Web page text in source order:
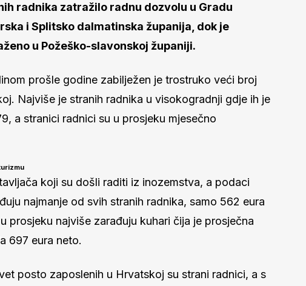
radnika zatražilo radnu dozvolu u Gradu
i Splitsko dalmatinska županija, dok je
u Požeško-slavonskoj županiji.
prošle godine zabilježen je trostruko veći broj
Najviše je stranih radnika u visokogradnji gdje ih je
a stranici radnici su u prosjeku mjesečno
koji su došli raditi iz inozemstva, a podaci
najmanje od svih stranih radnika, samo 562 eura
prosjeku najviše zarađuju kuhari čija je prosječna
697 eura neto.
posto zaposlenih u Hrvatskoj su strani radnici, a s